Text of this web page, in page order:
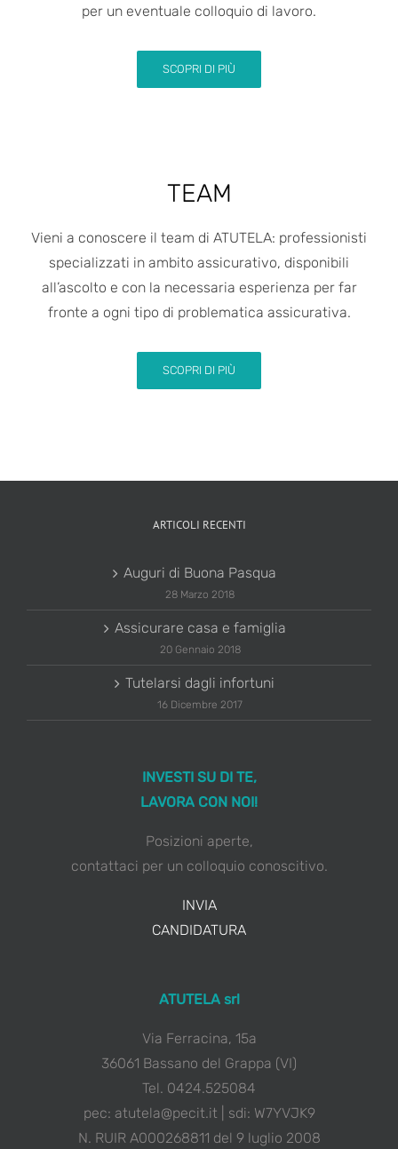
per un eventuale colloquio di lavoro.
SCOPRI DI PIÙ
TEAM
Vieni a conoscere il team di ATUTELA: professionisti
specializzati in ambito assicurativo, disponibili
all’ascolto e con la necessaria esperienza per far
fronte a ogni tipo di problematica assicurativa.
SCOPRI DI PIÙ
ARTICOLI RECENTI
Auguri di Buona Pasqua
28 Marzo 2018
Assicurare casa e famiglia
20 Gennaio 2018
Tutelarsi dagli infortuni
16 Dicembre 2017
INVESTI SU DI TE,
LAVORA CON NOI!
Posizioni aperte,
contattaci per un colloquio conoscitivo.
INVIA
CANDIDATURA
ATUTELA srl
Via Ferracina, 15a
36061 Bassano del Grappa (VI)
Tel. 0424.525084
pec: atutela@pecit.it | sdi: W7YVJK9
N. RUIR A000268811 del 9 luglio 2008